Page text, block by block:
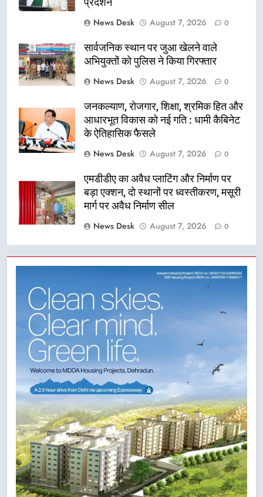
प्रदर्शन
News Desk
August 7, 2026 0
सार्वजनिक स्थान पर जुआ खेलने वाले
अभियुक्तों को पुलिस ने किया गिरफ्तार
News Desk
August 7, 2026 0
जनकल्याण, रोजगार, शिक्षा, श्रमिक हित और
आधारभूत विकास को नई गति : धामी कैबिनेट
के ऐतिहासिक फैसले
News Desk
August 7, 2026 0
एमडीडीए का अवैध प्लाटिंग और निर्माण पर
बड़ा एक्शन, दो स्थानों पर ध्वस्तीकरण, मसूरी
मार्ग पर अवैध निर्माण सील
News Desk
August 7, 2026 0